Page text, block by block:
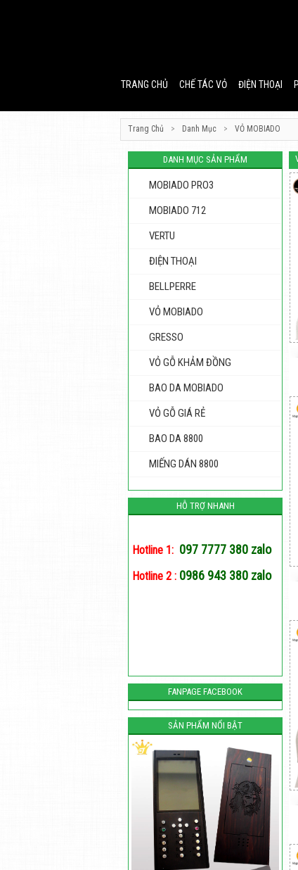
TRANG CHỦ CHẾ TÁC VỎ ĐIỆN THOẠI
Trang Chủ > Danh Mục > VỎ MOBIADO
DANH MỤC SẢN PHẨM
MOBIADO PRO3
MOBIADO 712
VERTU
ĐIỆN THOẠI
BELLPERRE
VỎ MOBIADO
GRESSO
VỎ GỖ KHẢM ĐỒNG
BAO DA MOBIADO
VỎ GỖ GIÁ RẺ
BAO DA 8800
MIẾNG DÁN 8800
HỖ TRỢ NHANH
Hotline 1: 097 7777 380 zalo
Hotline 2 : 0986 943 380 zalo
FANPAGE FACEBOOK
SẢN PHẨM NỔI BẬT